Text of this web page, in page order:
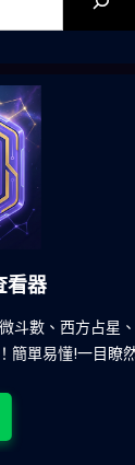
看器
斗數、西方占星
簡單易懂!一目瞭